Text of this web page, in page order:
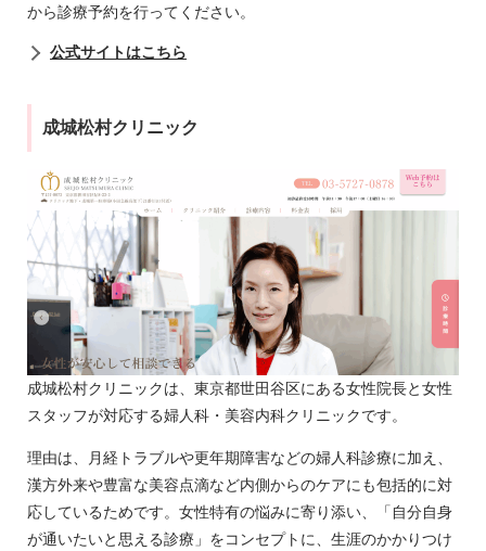
から診療予約を行ってください。
公式サイトはこちら
成城松村クリニック
成城松村クリニックは、東京都世田谷区にある女性院長と女性
スタッフが対応する婦人科・美容内科クリニックです。
理由は、月経トラブルや更年期障害などの婦人科診療に加え、
漢方外来や豊富な美容点滴など内側からのケアにも包括的に対
応しているためです。女性特有の悩みに寄り添い、「自分自身
が通いたいと思える診療」をコンセプトに、生涯のかかりつけ